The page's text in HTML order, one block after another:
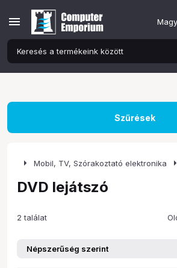
menu
arrow_right Mobil, TV, Szórakoztató elektronika arrow_right
DVD lejátszó
2 találat
Szűrések